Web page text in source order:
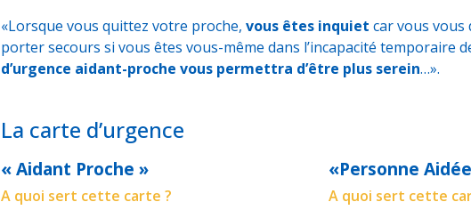
«Lorsque vous quittez votre proche, vous êtes inquiet car vous vous
porter secours si vous êtes vous-même dans l’incapacité temporaire
d’urgence aidant-proche vous permettra d’être plus serein…».
La carte d’urgence
« Aidant Proche »
A quoi sert cette carte ?
«Personne
A quoi sert cette